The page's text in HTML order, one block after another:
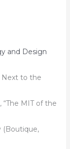
and Design
Next to the
“The MIT of the
(Boutique,